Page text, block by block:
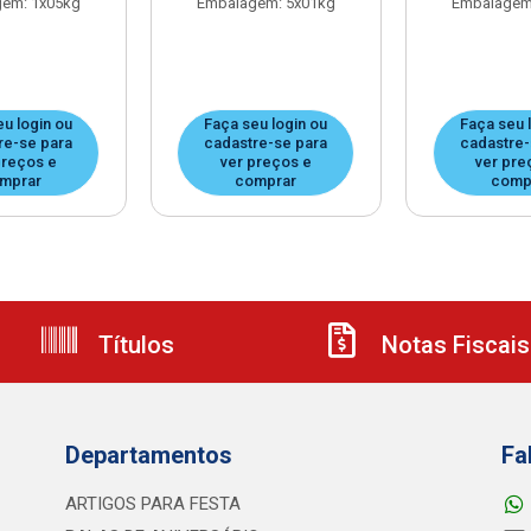
login ou
se para
e
Faça seu login ou
cadastre-se para
ver preços e
comprar
Faça seu
ver
Títulos Notas Fiscais
Departamentos
ARTIGOS PARA FESTA